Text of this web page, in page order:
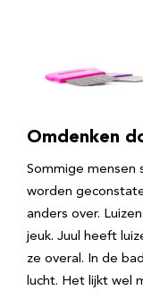
Omdenken
Sommige mensen
worden
anders over.
jeuk. Juul heeft
ze overal. In de
lucht. Het lijkt wel